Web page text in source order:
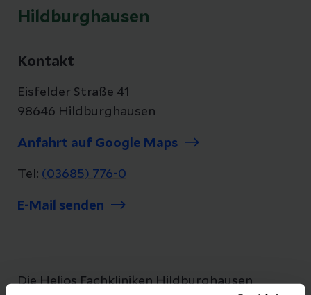
Hildburghausen
Kontakt
Eisfelder Straße 41
98646 Hildburghausen
Anfahrt auf Google Maps
Tel: (03685) 776-0
E-Mail senden
Die Helios Fachkliniken Hildburghausen